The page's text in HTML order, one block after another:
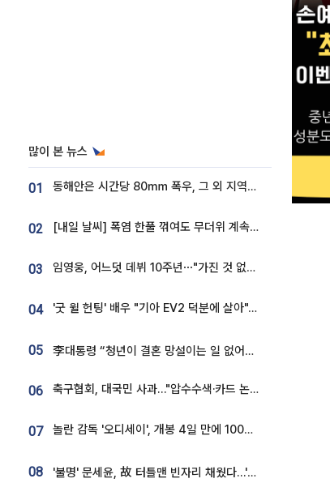
많이 본 뉴스
01 동해안은 시간당 80㎜ 폭우, 그 외 지역은 폭염…‘극과 극 날씨’
02 [내일 날씨] 폭염 한풀 꺾여도 무더위 계속⋯동해안 이틀 연속 비
03 임영웅, 어느덧 데뷔 10주년⋯"가진 것 없던 시절, 내 앞엔 20명의 팬뿐"
04 '굿 윌 헌팅' 배우 "기아 EV2 덕분에 살아"…교통사고 후 안전성 극찬
05 李대통령 “청년이 결혼 망설이는 일 없어야...제도상 불이익 조사”
06 축구협회, 대국민 사과…"압수수색·카드 논란 사죄, 강도 높은 쇄신"
07 놀란 감독 '오디세이', 개봉 4일 만에 100만 돌파⋯'왕사남' 보다 빠르다
08 '불명' 문세윤, 故 터틀맨 빈자리 채웠다…'거북이' 눈물의 최종 우승